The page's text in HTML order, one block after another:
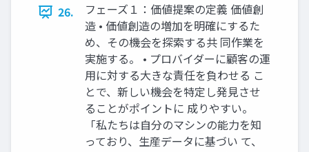
26.
フェーズ１：価値提案の定義 価値創
造 • 価値創造の増加を明確にするた
め、その機会を探索する共 同作業を
実施する。 • プロバイダーに顧客の運
用に対する大きな責任を負わせる こ
とで、新しい機会を特定し発見させ
ることがポイントに 成りやすい。
「私たちは自分のマシンの能力を知
っており、生産データに基づい て、